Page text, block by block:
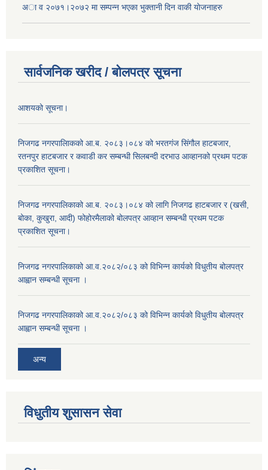
अा‍ व २०७१।२०७२ मा सम्पन्न भएका भुक्तानी दिन वा‌की याेजनाहरु
सार्वजनिक खरीद / बोलपत्र सूचना
आशयको सूचना।
निजगढ नगरपालिाकको आ.ब. २०८३।०८४ को भरतगंज सिंगौल हाटबजार,
रतनपुर हाटबजार र कवाडी कर सम्बन्धी सिलबन्दी दरभाउ आव्हानको प्रथम पटक
प्रकाशित सूचना।
निजगढ नगरपालिकाको आ.ब. २०८३।०८४ को लागि निजगढ हाटबजार र (खसी,
बोका, कुखुरा, आदी) फोहोरमैलाको बोलपत्र आव्हान सम्बन्धी प्रथम पटक
प्रकाशित सूचना।
निजगढ नगरपालिकाको आ.व.२०८२/०८३ को विभिन्न कार्यको विधुतीय बोलपत्र
आह्वान सम्बन्धी सूचना ।
निजगढ नगरपालिकाको आ.व.२०८२/०८३ को विभिन्न कार्यको विधुतीय बोलपत्र
आह्वान सम्बन्धी सूचना ।
अन्य
विधुतीय शुसासन सेवा